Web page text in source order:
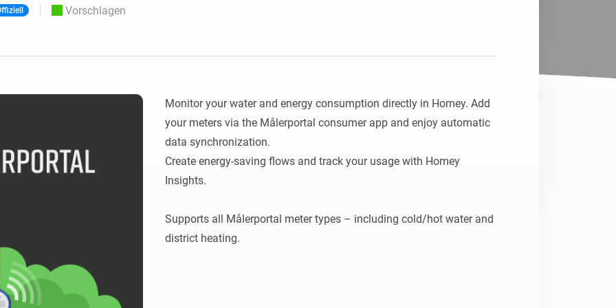
Homey Energy Dongle Homey Pro
her.
Wähle oder erstelle Voreinstellungen für die
Vorschlagen
Monitor your water and energy consumption directly in Homey. Add
your meters via the Målerportal consumer app and enjoy automatic
data synchronization.
Create energy-saving flows and track your usage with Homey
Insights.
Supports all Målerportal meter types – including cold/hot water and
district heating.